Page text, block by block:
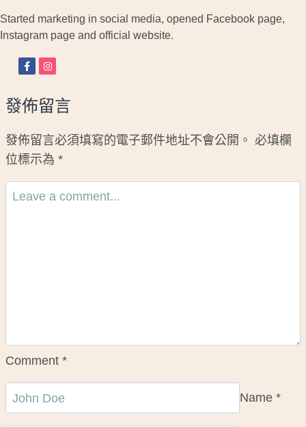
Started marketing in social media, opened Facebook page,
Instagram page and official website.
發佈留言
發佈留言必須填寫的電子郵件地址不會公開。 必填欄
位標示為 *
Comment *
Name *